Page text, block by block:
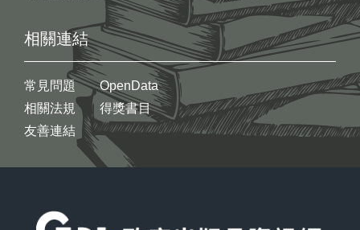
相關連結
常見問題
相關法規
友善連結
OpenData
得獎書目